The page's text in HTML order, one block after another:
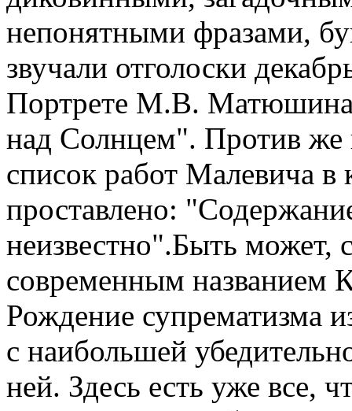
непонятными фразами,
звучали отголоски
Портрете М.В.
над Солнцем". Против же
список работ Малевича
проставлено:
неизвестно".Быть может,
современным названием
Рождение супрематизма
с наибольшей
ней. Здесь есть уже все,